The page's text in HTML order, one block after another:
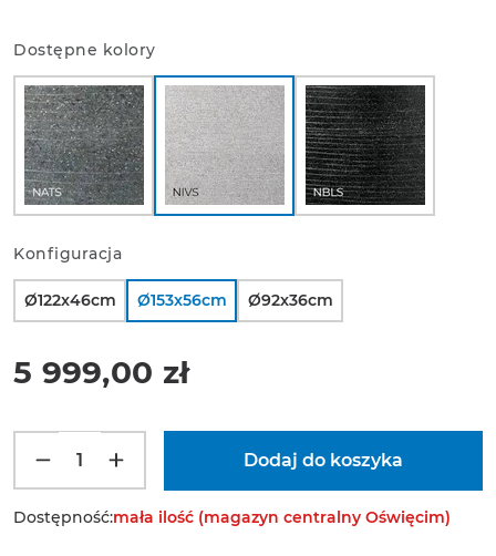
Dostępne kolory
Konfiguracja
Ø92x36cm
Ø122x46cm Ø153x56cm
5 999,00 zł
Dostępność:mała ilość (magazyn centralny Oświęcim)